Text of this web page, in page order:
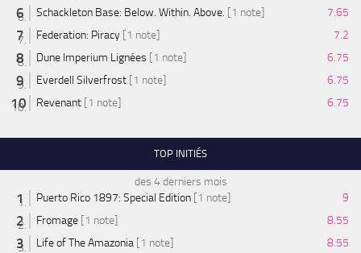
Schackleton Base: Below. Within. Above. [1 note]
7.65
Federation: Piracy [1 note]
7.2
Dune Imperium Lignées [1 note]
6.75
Everdell Silverfrost [1 note]
6.75
Revenant [1 note] 6.75
TOP INITIÉS
des 4 derniers mois
Puerto Rico 1897: Special Edition [1 note]
9
Fromage [1 note]
8.55
Life of The Amazonia [1 note] 8.55